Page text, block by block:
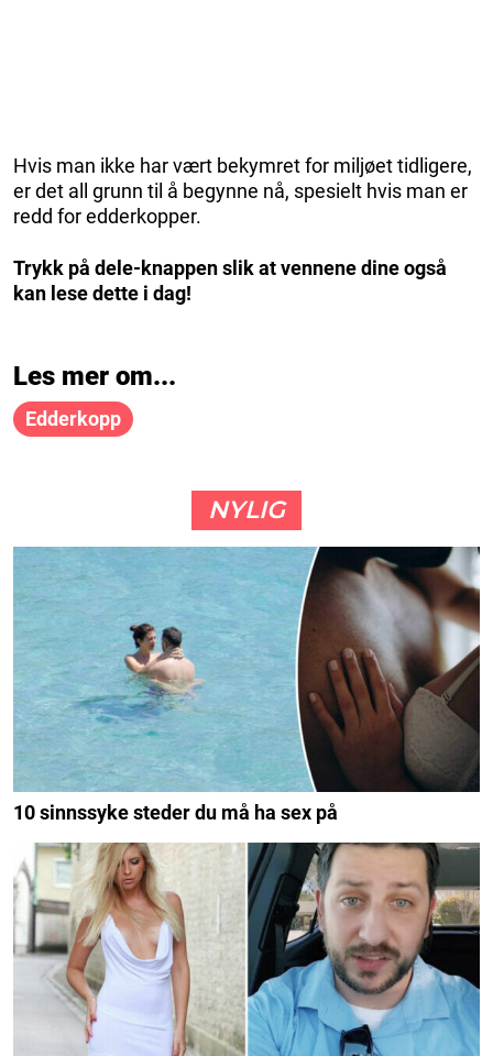
Hvis man ikke har vært bekymret for miljøet tidligere,
er det all grunn til å begynne nå, spesielt hvis man er
redd for edderkopper.
Trykk på dele-knappen slik at vennene dine også
kan lese dette i dag!
Les mer om...
Edderkopp
NYLIG
10 sinnssyke steder du må ha sex på